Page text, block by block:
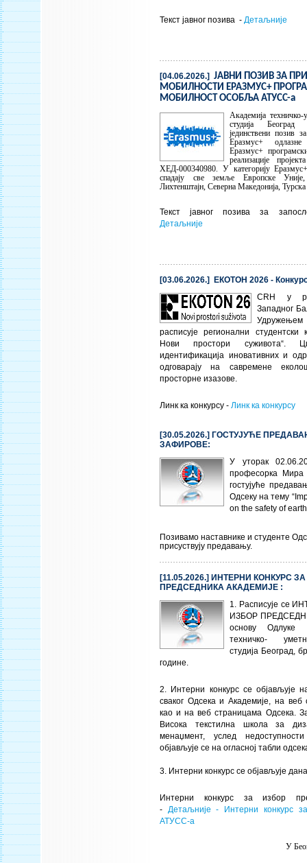
Текст јавног позива - Детаљније
[04.06.2026.] ЈАВНИ ПОЗИВ ЗА
МОБИЛНОСТИ ЕРАЗМУС+
МОБИЛНОСТ ОСОБЉА АТУСС-а
Академија техничко-
студија
јединствени позив
Еразмус+
Еразмус+
реализације
ХЕД-000340980. У категорију
спадају све земље Европске
Лихтенштајн, Северна Македонија,
Текст јавног позива за
Детаљније
[03.06.2026.] ЕКОТОН 2026 -
CRH
у
Западног
Удружењем
расписује регионални студентски
Нови простори суживота“.
идентификација иновативних и
одговарају на савремене
просторне изазове.
Линк ка конкурсу - Линк ка конкурсу
[30.05.2026.] ГОСТУЈУЋЕ
ЗАФИРОВЕ:
У уторак
професорка
гостујуће
Одсеку на тему
on the safety of
Позивамо наставнике и студенте
присуствују предавању.
[11.05.2026.] ИНТЕРНИ КОНКУРС
ПРЕДСЕДНИКА АКАДЕМИЈЕ :
1. Расписује се
ИЗБОР
основу Одлуке
техничко-
студија Београд,
године.
2. Интерни конкурс се објављује
сваког Одсека и Академије, на веб
као и на веб страницама Одсека.
Висока текстилна школа за
менаџмент, услед
објављује се на огласној табли
3. Интерни конкурс се објављује
Интерни конкурс за избор
- Детаљније - Интерни конкурс
АТУСС-а
У